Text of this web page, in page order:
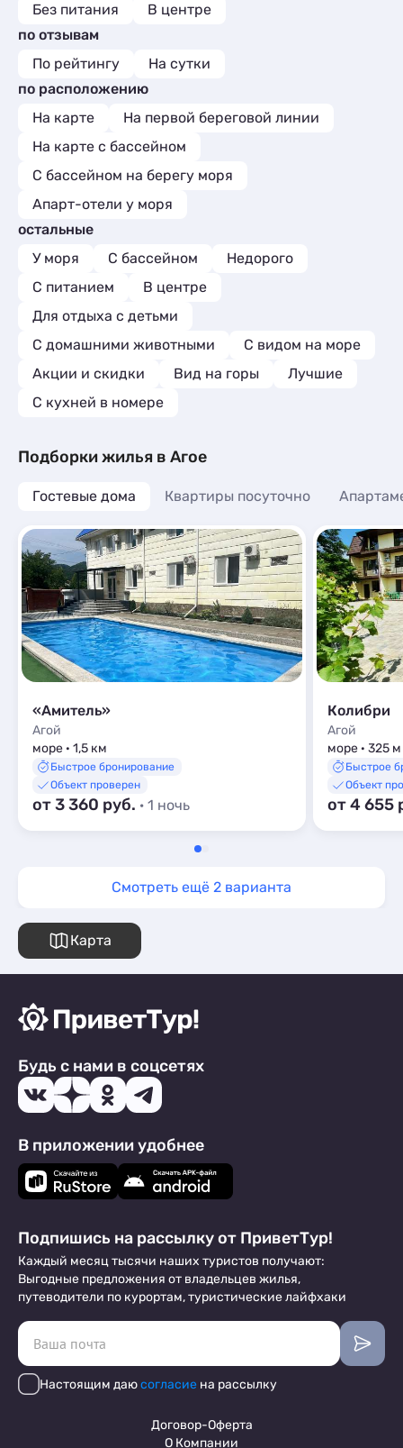
Без питания
В центре
по отзывам
По рейтингу
На сутки
по расположению
На карте
На первой береговой линии
На карте с бассейном
С бассейном на берегу моря
Апарт-отели у моря
остальные
У моря
С бассейном
Недорого
С питанием
В центре
Для отдыха с детьми
С домашними животными
С видом на море
Акции и скидки
Вид на горы
Лучшие
C кухней в номере
Подборки жилья в Агое
Гостевые дома Квартиры посуточно
«Амитель»
Агой
море · 1,5 км
Быстрое бронирование
Объект проверен
от 3 360 руб. · 1 ночь
Колибри
Агой
море · 325 м
Быстрое
Объект
от 4 655
Смотреть ещё 2 варианта
Карта
Будь с нами в соцсетях
В приложении удобнее
Подпишись на рассылку от ПриветТур!
Каждый месяц тысячи наших туристов получают:
Выгодные предложения от владельцев жилья,
путеводители по курортам, туристические лайфхаки
Настоящим даюсогласие на рассылку
Договор-Оферта
О Компании